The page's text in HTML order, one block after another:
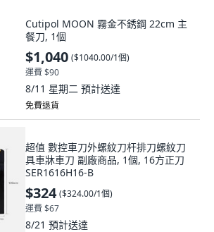
Cutipol MOON 霧金不銹鋼 22cm 主
餐刀, 1個
$1,040 ($1040.00/1個)
運費 $90
8/11 星期二 預計送達
免費退貨
超值 數控車刀外螺紋刀杆排刀螺紋刀
具車牀車刀 副廠商品, 1個, 16方正刀
SER1616H16-B
$324 ($324.00/1個)
運費 $67
8/21 預計送達